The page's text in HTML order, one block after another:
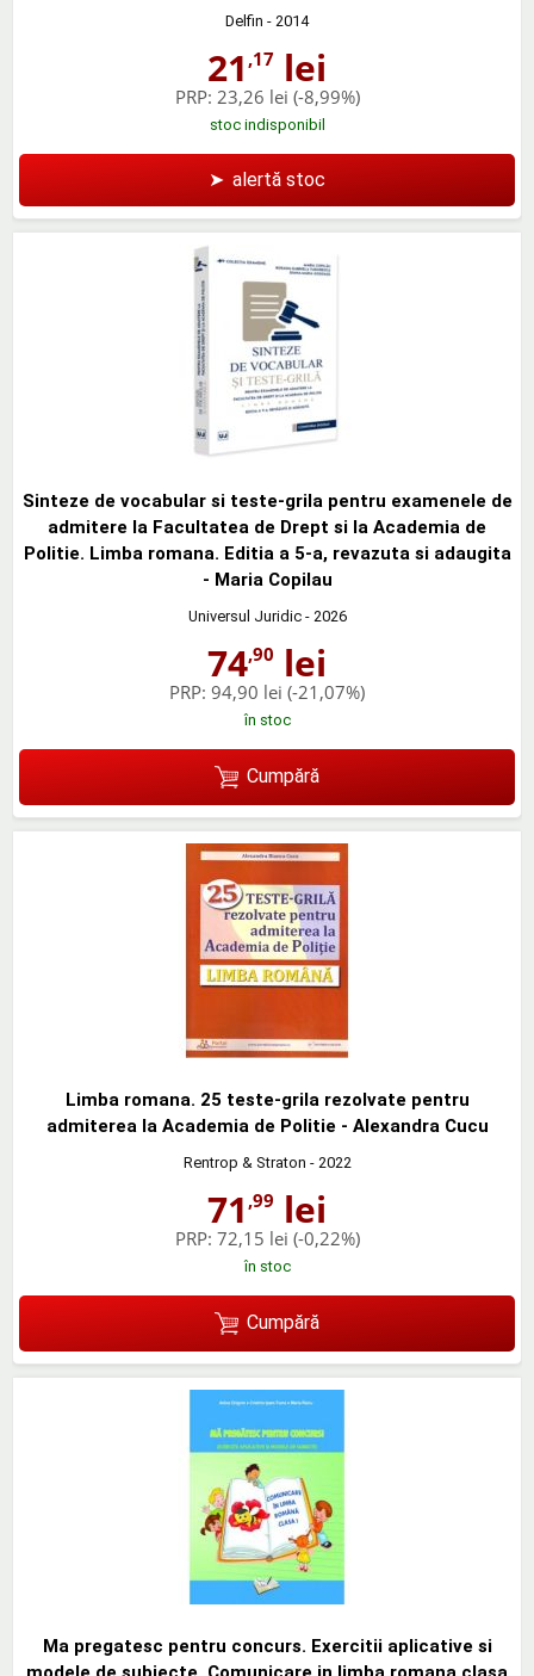
Delfin - 2014
21 ,17 lei
PRP: 23,26 lei (-8,99%)
stoc indisponibil
➤ alertă stoc
Sinteze de vocabular si teste-grila pentru examenele de
admitere la Facultatea de Drept si la Academia de
Politie. Limba romana. Editia a 5-a, revazuta si adaugita
- Maria Copilau
Universul Juridic- 2026
74,90 lei
PRP: 94,90 lei (-21,07%)
în stoc
Cumpără
Limba romana. 25 teste-grila rezolvate pentru
admiterea la Academia de Politie - Alexandra Cucu
Rentrop & Straton - 2022
71 ,99 lei
PRP: 72,15 lei (-0,22%)
în stoc
Cumpără
Ma pregatesc pentru concurs. Exercitii aplicative si